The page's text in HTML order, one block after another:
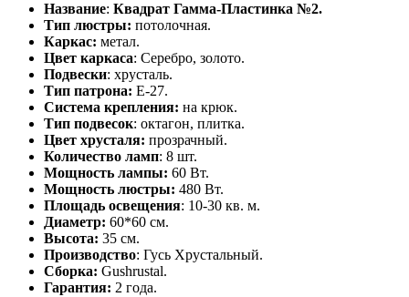
Название: Квадрат Гамма-Пластинка №2.
Тип люстры: потолочная.
Каркас: метал.
Цвет каркаса: Серебро, золото.
Подвески: хрусталь.
Тип патрона: Е-27.
Система крепления: на крюк.
Тип подвесок: октагон, плитка.
Цвет хрусталя: прозрачный.
Количество ламп: 8 шт.
Мощность лампы: 60 Вт.
Мощность люстры: 480 Вт.
Площадь освещения: 10-30 кв. м.
Диаметр: 60*60 см.
Высота: 35 см.
Производство: Гусь Хрустальный.
Сборка: Gushrustal.
Гарантия: 2 года.